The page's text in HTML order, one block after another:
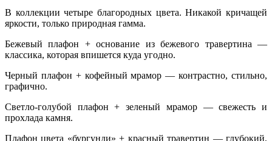
В коллекции четыре благородных цвета. Никакой кричащей
яркости, только природная гамма.
Бежевый плафон + основание из бежевого травертина —
классика, которая впишется куда угодно.
Черный плафон + кофейный мрамор — контрастно, стильно,
графично.
Светло-голубой плафон + зеленый мрамор — свежесть и
прохлада камня.
Плафон цвета «бургунди» + красный травертин — глубокий,